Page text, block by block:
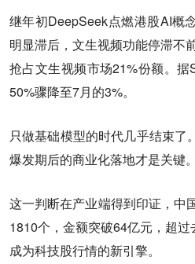
继年初DeepSeek点燃港股AI概
明显滞后，文生视频功能停滞不
抢占文生视频市场21%份额。
50%骤降至7月的3%。
只做基础模型的时代几乎结束了
爆发期后的商业化落地才是关键
这一判断在产业端得到印证，中
1810个，金额突破64亿元，超
成为科技股行情的新引擎。